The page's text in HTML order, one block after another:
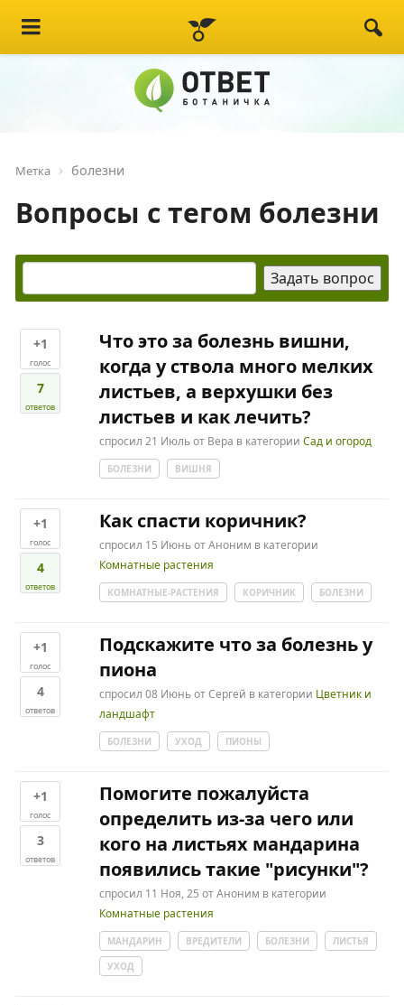
Метка болезни
Вопросы с тегом болезни
+1
голос
7
ответов
Что это за болезнь вишни,
когда у ствола много мелких
листьев, а верхушки без
листьев и как лечить?
спросил 21 Июльот Вера в категорииСад и огород
БОЛЕЗНИ ВИШНЯ
+1
голос
4
ответов
Как спасти коричник?
спросил 15 ИюньотАноним в категории
Комнатные растения
КОМНАТНЫЕ-РАСТЕНИЯ КОРИЧНИК БОЛЕЗНИ
+1
голос
4
ответов
Подскажите что за болезнь у
пиона
спросил 08 ИюньотСергей в категории Цветник и
ландшафт
БОЛЕЗНИ УХОД ПИОНЫ
+1
голос
3
ответов
Помогите пожалуйста
определить из-за чего или
кого на листьях мандарина
появились такие "рисунки"?
спросил 11 Ноя, 25 отАноним в категории
Комнатные растения
МАНДАРИН ВРЕДИТЕЛИ БОЛЕЗНИ
ЛИСТЬЯ
УХОД